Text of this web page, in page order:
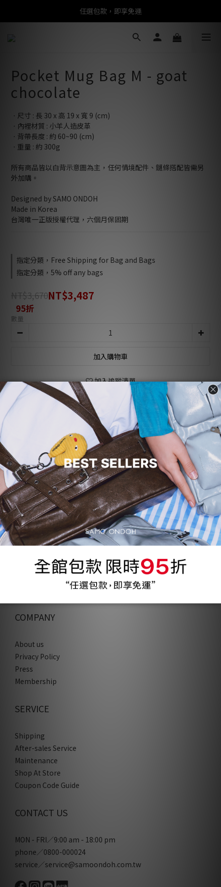
任選包款，即享免運
任選包款，即享免運
限時搶購！指定包款，單件$1200
Pocket Mug Bag M - goat
chocolate
ㆍ尺寸 : 長 30 x 高 19 x 寬 9 (cm)
ㆍ內裡材質 : 小羊人造皮革
ㆍ背帶長度 : 約 60~90 (cm)
ㆍ重量 : 約 300g
所有商品皆以白背示意圖為主，任何情境配件、鏈條搭配皆需另
外加購。
Designed by SAMO ONDOH
Made in Korea
台灣唯一正版授權代理，六個月保固期
指定分類，Free Shipping for Bag and Bags
指定分類，5% off any bags
NT$3,670NT$3,487
95折
數量
加入購物車
加入追蹤清單
顧客評價
COMPANY
About us
Privacy Policy
Press
Membership
SERVICE
Shipping
After-sales Service
Maintenance
Shop At Store
Coupon Code Guide
CONTACT US
MON - FRI／9:00 am - 18:00 pm
phone／0800-000024
service／service@samoondoh.com.tw